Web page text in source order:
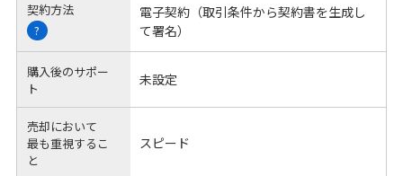
契約方法
?
電子契約（取引条件から契約書を生成し
て署名）
購入後のサポー
ト
未設定
売却において
最も重視するこ
と
スピード